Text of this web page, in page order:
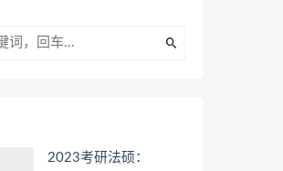
2023考研法硕：